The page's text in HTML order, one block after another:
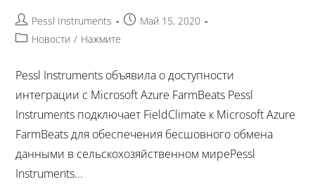
Pessl Instruments
Май 15, 2020
Новости / Нажмите
Pessl Instruments объявила о доступности
интеграции с Microsoft Azure FarmBeats Pessl
Instruments подключает FieldClimate к Microsoft Azure
FarmBeats для обеспечения бесшовного обмена
данными в сельскохозяйственном миреPessl
Instruments...